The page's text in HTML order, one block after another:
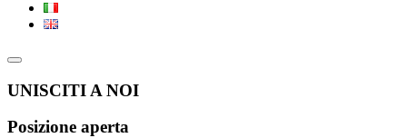
UNISCITI A NOI
Posizione aperta